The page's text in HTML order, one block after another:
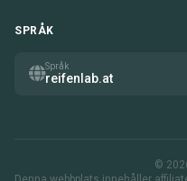
SPRÅK
Språk
reifenlab.at
©